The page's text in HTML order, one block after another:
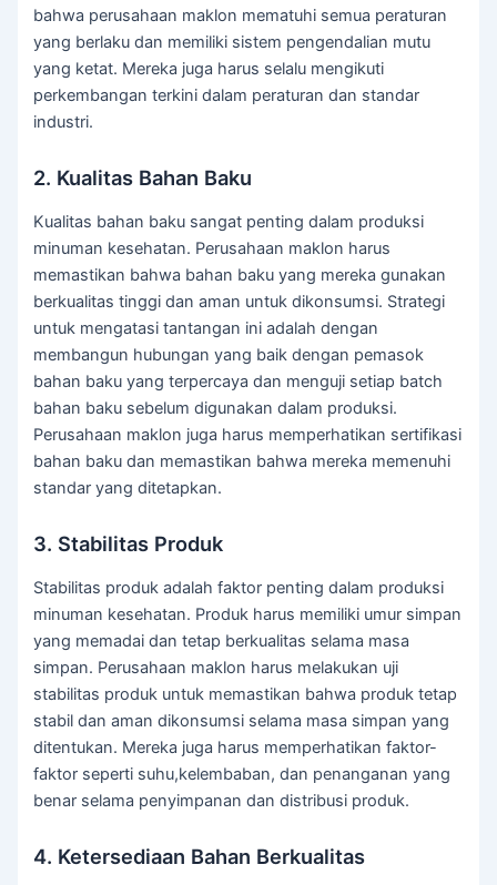
bahwa perusahaan maklon mematuhi semua peraturan
yang berlaku dan memiliki sistem pengendalian mutu
yang ketat. Mereka juga harus selalu mengikuti
perkembangan terkini dalam peraturan dan standar
industri.
2. Kualitas Bahan Baku
Kualitas bahan baku sangat penting dalam produksi
minuman kesehatan. Perusahaan maklon harus
memastikan bahwa bahan baku yang mereka gunakan
berkualitas tinggi dan aman untuk dikonsumsi. Strategi
untuk mengatasi tantangan ini adalah dengan
membangun hubungan yang baik dengan pemasok
bahan baku yang terpercaya dan menguji setiap batch
bahan baku sebelum digunakan dalam produksi.
Perusahaan maklon juga harus memperhatikan sertifikasi
bahan baku dan memastikan bahwa mereka memenuhi
standar yang ditetapkan.
3. Stabilitas Produk
Stabilitas produk adalah faktor penting dalam produksi
minuman kesehatan. Produk harus memiliki umur simpan
yang memadai dan tetap berkualitas selama masa
simpan. Perusahaan maklon harus melakukan uji
stabilitas produk untuk memastikan bahwa produk tetap
stabil dan aman dikonsumsi selama masa simpan yang
ditentukan. Mereka juga harus memperhatikan faktor-
faktor seperti suhu,kelembaban, dan penanganan yang
benar selama penyimpanan dan distribusi produk.
4. Ketersediaan Bahan Berkualitas